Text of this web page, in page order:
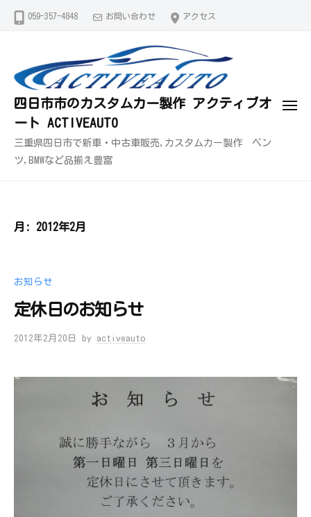
059-357-4848 お問い合わせ アクセス
四日市市のカスタムカー製作 アクティブオ
ート ACTIVEAUTO
三重県四日市で新車・中古車販売,カスタムカー製作 ベン
ツ,BMWなど品揃え豊富
メ
月: 2012年2月
お知らせ
定休日のお知らせ
2012年2月20日 by activeauto